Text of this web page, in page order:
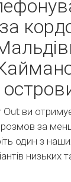
за
Out ви
за
один з
низьких